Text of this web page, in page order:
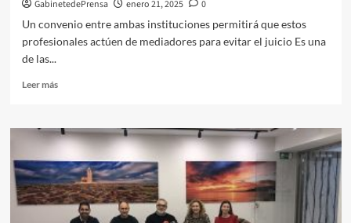
GabinetedePrensa enero 21, 2025
0
Un convenio entre ambas instituciones permitirá que estos
profesionales actúen de mediadores para evitar el juicio Es una
de las...
Leer másLeer
La
Junta
el
Colegio
de
Graduados